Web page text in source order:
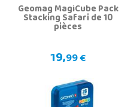
Geomag MagiCube Pack
Stacking Safari de 10
pièces
19,99 €